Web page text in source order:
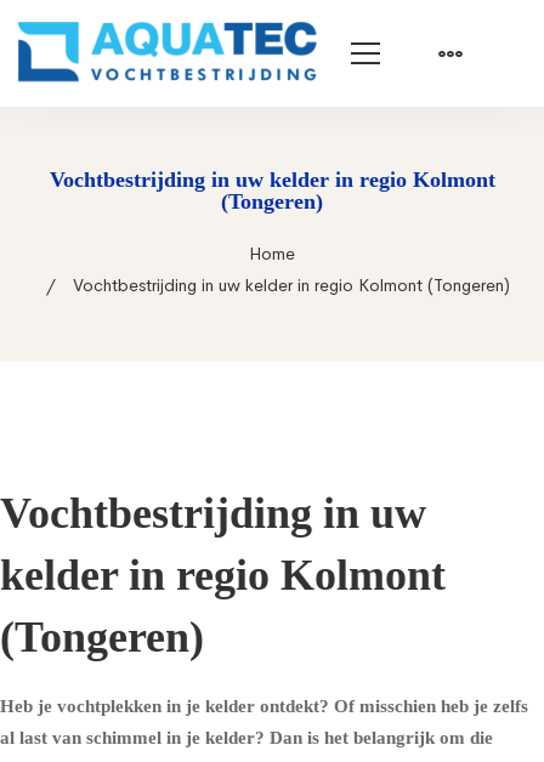
Vochtbestrijding in uw kelder in regio Kolmont
(Tongeren)
Home
Vochtbestrijding in uw kelder in regio Kolmont (Tongeren)
Vochtbestrijding in uw
kelder in regio Kolmont
(Tongeren)
Heb je vochtplekken in je kelder ontdekt? Of misschien heb je zelfs
al last van schimmel in je kelder? Dan is het belangrijk om die